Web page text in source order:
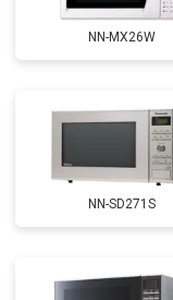
NN-MX26W
NN-SD271S